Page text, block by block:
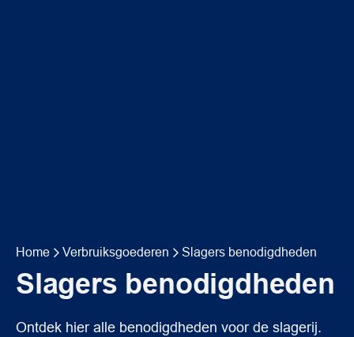
Home Verbruiksgoederen Slagers benodigdheden
Slagers benodigdheden
Ontdek hier alle benodigdheden voor de slagerij.